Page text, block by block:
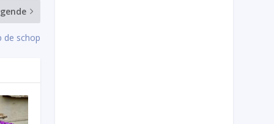
de schop